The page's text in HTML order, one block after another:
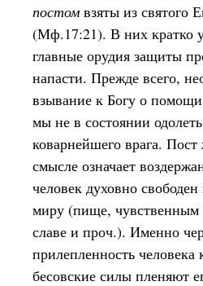
постом взяты из святого
(Мф.17:21). В них кратко
главные орудия защиты
напасти. Прежде всего,
взывание к Богу о
мы не в состоянии
коварнейшего врага.
смысле означает
человек духовно
миру (пище, чувственным
славе и проч.). Именно
прилепленность
бесовские силы пленяют